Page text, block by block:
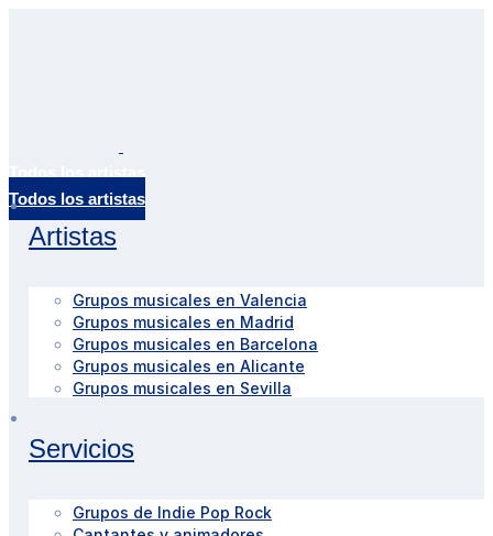
Artistas
Grupos musicales en Valencia
Grupos musicales en Madrid
Grupos musicales en Barcelona
Grupos musicales en Alicante
Grupos musicales en Sevilla
Servicios
Grupos de Indie Pop Rock